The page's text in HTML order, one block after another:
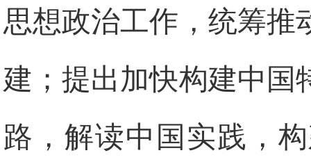
思想政治工作，统筹推
建；提出加快构建中国
路，解读中国实践，